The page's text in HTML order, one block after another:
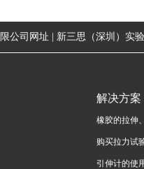
公司网址 | 新三思（深圳）实
解决方案
橡胶的拉伸
购买拉力试
引伸计的使